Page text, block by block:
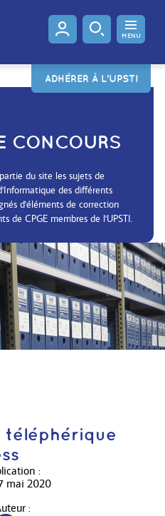
MENU
ADHÉRER À L'UPSTI
CONCOURS
du site les sujets de
des différents
d'éléments de correction
de CPGE membres de l'UPSTI.
téléphérique
:
mai 2020
: